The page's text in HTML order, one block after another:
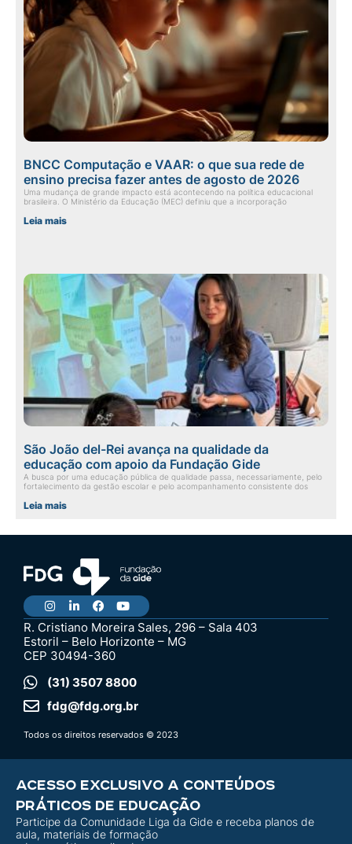
BNCC Computação e VAAR: o que sua rede de
ensino precisa fazer antes de agosto de 2026
Uma mudança de grande impacto está acontecendo na política educacional
brasileira. O Ministério da Educação (MEC) definiu que a incorporação
Leia mais
São João del-Rei avança na qualidade da
educação com apoio da Fundação Gide
A busca por uma educação pública de qualidade passa, necessariamente, pelo
fortalecimento da gestão escolar e pelo acompanhamento consistente dos
Leia mais
R. Cristiano Moreira Sales, 296 – Sala 403
Estoril – Belo Horizonte – MG
CEP 30494-360
(31) 3507 8800
fdg@fdg.org.br
Todos os direitos reservados © 2023
ACESSO EXCLUSIVO A CONTEÚDOS
PRÁTICOS DE EDUCAÇÃO
Participe da Comunidade Liga da Gide e receba planos de
aula, materiais de formação